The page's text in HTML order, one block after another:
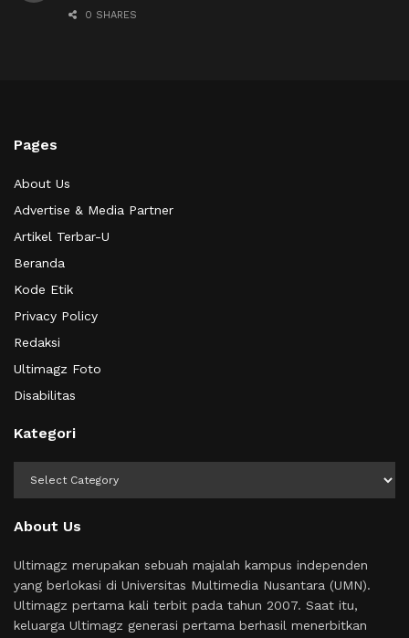
0 SHARES
Pages
About Us
Advertise & Media Partner
Artikel Terbar-U
Beranda
Kode Etik
Privacy Policy
Redaksi
Ultimagz Foto
Disabilitas
Kategori
About Us
Ultimagz merupakan sebuah majalah kampus independen
yang berlokasi di Universitas Multimedia Nusantara (UMN).
Ultimagz pertama kali terbit pada tahun 2007. Saat itu,
keluarga Ultimagz generasi pertama berhasil menerbitkan